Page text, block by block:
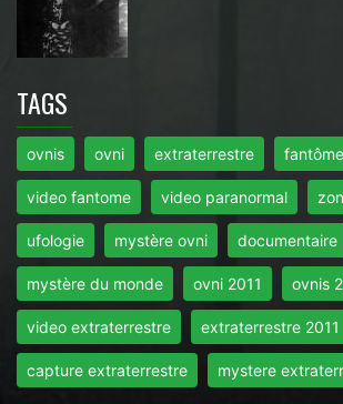
TAGS
ovnis ovni extraterrestre fantôme
video fantome video paranormal
ufologie mystère ovni documentaire
mystère du monde ovni 2011 ovnis
video extraterrestre extraterrestre 2011
capture extraterrestre mystere